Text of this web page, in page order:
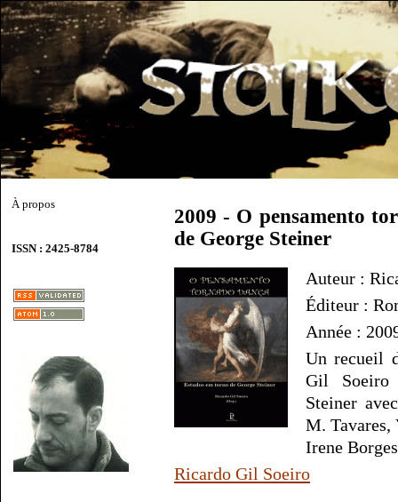
À propos
ISSN : 2425-8784
2009 - O pensamento
de George Steiner
Auteur :
Éditeur :
Année :
Un recueil
Gil Soeiro
Steiner
M. Tavares,
Irene
Ricardo Gil Soeiro